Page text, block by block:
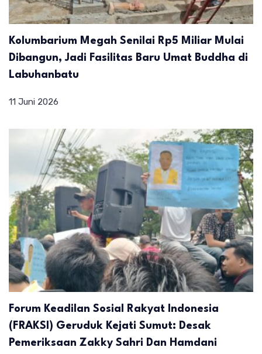
Kolumbarium Megah Senilai Rp5 Miliar Mulai
Dibangun, Jadi Fasilitas Baru Umat Buddha di
Labuhanbatu
11 Juni 2026
Forum Keadilan Sosial Rakyat Indonesia
(FRAKSI) Geruduk Kejati Sumut: Desak
Pemeriksaan Zakky Sahri Dan Hamdani